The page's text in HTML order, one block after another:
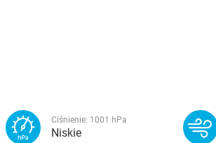
Ciśnienie: 1001 hPa
Niskie